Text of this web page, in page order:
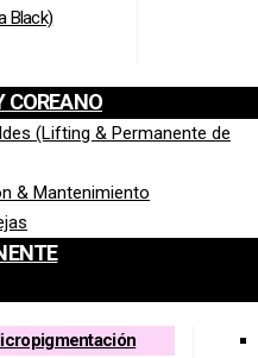
Black)
COREANO
(Lifting & Permanente de
& Mantenimiento
70,00€ hasta 78,00€
y cejas) (LIFT-031-
, Pegamentos & Moldes